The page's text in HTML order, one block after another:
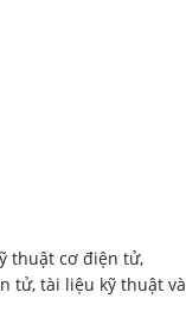
SMS, MMS…).
trong Mạng
trong lĩnh vực
(end-user
hành mạng lưới.
thuật cơ điện tử,
tử, tài liệu kỹ thuật và